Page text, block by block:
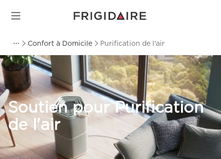
Confort à Domicile Purification de l'air
Soutien pour Purification
de l'air